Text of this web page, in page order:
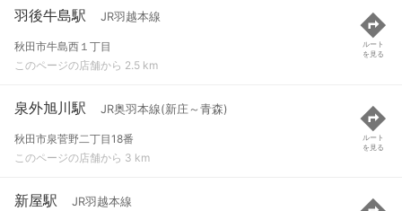
羽後牛島駅 JR羽越本線
秋田市牛島西１丁目
このページの店舗から 2.5 km
ルート
を見る
泉外旭川駅 JR奥羽本線(新庄～青森)
秋田市泉菅野二丁目18番
このページの店舗から 3 km
ルート
を見る
新屋駅 JR羽越本線